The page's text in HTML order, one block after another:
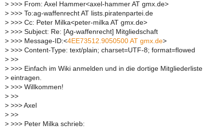
> >>> From: Axel Hammer<axel-hammer AT gmx.de>
> >>> To:ag-waffenrecht AT lists.piratenpartei.de
> >>> Cc: Peter Milka<peter-milka AT gmx.de>
> >>> Subject: Re: [Ag-waffenrecht] Mitgliedschaft
> >>> Message-ID:<4EE73512.9050500 AT gmx.de>
> >>> Content-Type: text/plain; charset=UTF-8; format=flowed
> >>
> >>> Einfach im Wiki anmelden und in die dortige Mitgliederliste
> eintragen.
> >>> Willkommen!
> >>
> >>> Axel
> >>
> >>> Peter Milka schrieb: